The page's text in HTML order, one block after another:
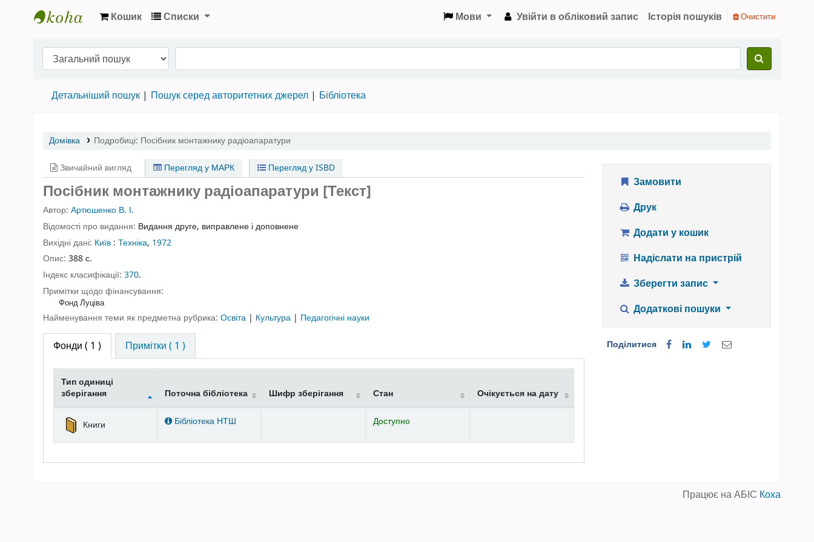
Кошик Списки Мови Увійти в обліковий запис Історія пошуків Очистити
Детальніший пошук Пошук серед авторитетних джерел Бібліотека
Домівка Подробиці: Посібник монтажнику радіоапаратури
Звичайний вигляд Перегляд у МАРК Перегляд у ISBD
Посібник монтажнику радіоапаратури [Текст]
Автор: Артюшенко В. І.
Відомості про видання: Видання друге, виправлене і доповнене
Вихідні дані: Київ : Техніка, 1972
Опис: 388 с.
Індекс класифікації: 370.
Примітки щодо фінансування:
Фонд Луціва
Найменування теми як предметна рубрика: Освіта | Культура | Педагогічні науки
Фонди ( 1 ) Примітки ( 1 )
Тип одиниці
зберігання
Поточна бібліотека Шифр зберігання Стан Очікується на дату
Книги Бібліотека НТШ Доступно
Замовити
Друк
Додати у кошик
Надіслати на пристрій
Зберегти запис
Додаткові пошуки
Поділитися
Працює на АБІС Коха